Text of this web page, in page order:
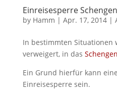
Einreisesperre Schengen
by Hamm | Apr. 17, 2014|
In bestimmten Situationen
verweigert, in das
Ein Grund hierfür kann
Einreisesperre sein.